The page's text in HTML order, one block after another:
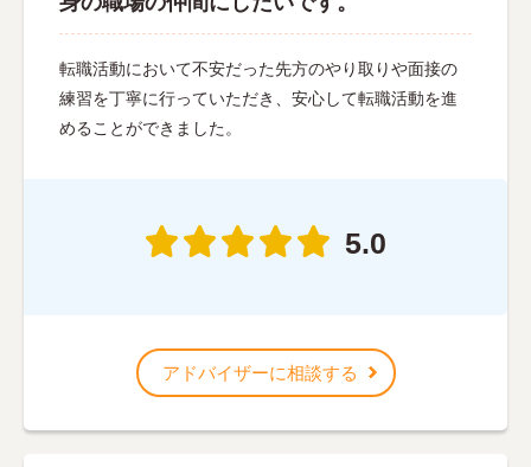
転職活動において不安だった先方のやり取りや面接の
練習を丁寧に行っていただき、安心して転職活動を進
めることができました。
5.0
アドバイザーに相談する